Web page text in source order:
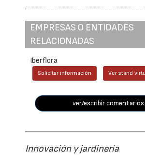
EMPRESAS O ENTIDADES
RELACIONADAS
Iberflora
Solicitar información Ver stand
ver/escribir comentarios
Innovación y jardinería